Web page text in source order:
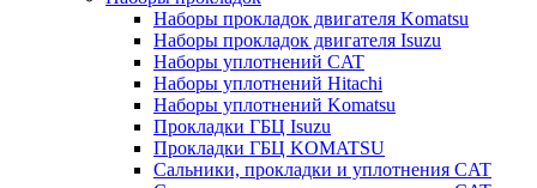
Наборы прокладок двигателя Komatsu
Наборы прокладок двигателя Isuzu
Наборы уплотнений CAT
Наборы уплотнений Hitachi
Наборы уплотнений Komatsu
Прокладки ГБЦ Isuzu
Прокладки ГБЦ KOMATSU
Сальники, прокладки и уплотнения CAT